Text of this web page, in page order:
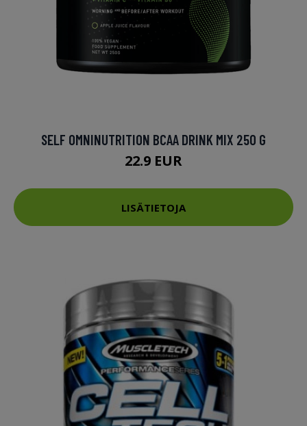
SELF OMNINUTRITION BCAA DRINK MIX 250 G
22.9 EUR
LISÄTIETOJA